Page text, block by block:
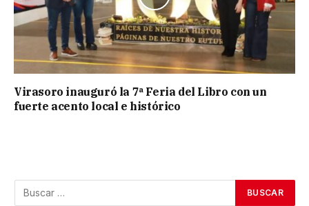
Virasoro inauguró la 7ª Feria del Libro con un
fuerte acento local e histórico